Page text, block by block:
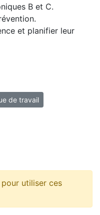
B et C.
et planifier leur
de travail
utiliser ces